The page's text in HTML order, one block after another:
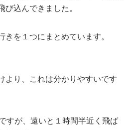
び込んできました。
きを１つにまとめています。
より、これは分かりやすいです
すが、遠いと１時間半近く飛ば